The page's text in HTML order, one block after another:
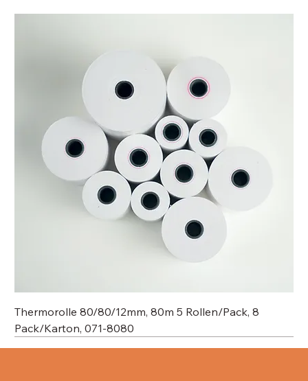
Thermorolle 80/80/12mm, 80m 5 Rollen/Pack, 8
Pack/Karton, 071-8080